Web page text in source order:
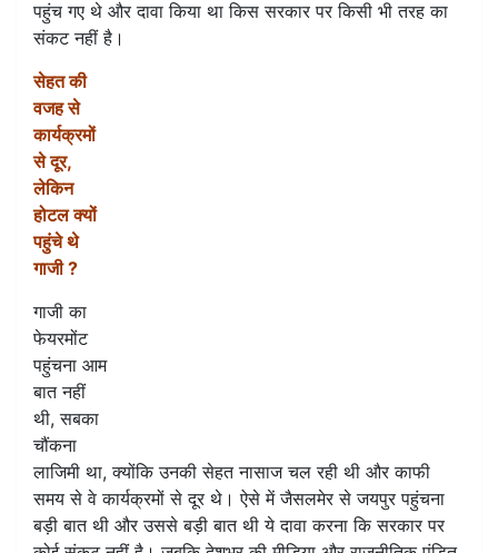
पहुंच गए थे और दावा किया था किस सरकार पर किसी भी तरह का
संकट नहीं है।
सेहत की
वजह से
कार्यक्रमों
से दूर,
लेकिन
होटल क्यों
पहुंचे थे
गाजी ?
गाजी का
फेयरमोंट
पहुंचना आम
बात नहीं
थी, सबका
चौंकना
लाजिमी था, क्योंकि उनकी सेहत नासाज चल रही थी और काफी
समय से वे कार्यक्रमों से दूर थे। ऐसे में जैसलमेर से जयपुर पहुंचना
बड़ी बात थी और उससे बड़ी बात थी ये दावा करना कि सरकार पर